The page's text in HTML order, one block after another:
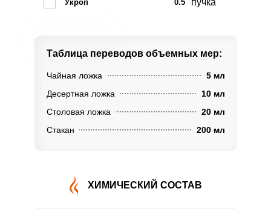
Укроп 0.5 пучка
Таблица переводов объемных мер:
Чайная ложка
5 мл
Десертная ложка
10 мл
Столовая ложка
20 мл
Стакан
200 мл
ХИМИЧЕСКИЙ СОСТАВ